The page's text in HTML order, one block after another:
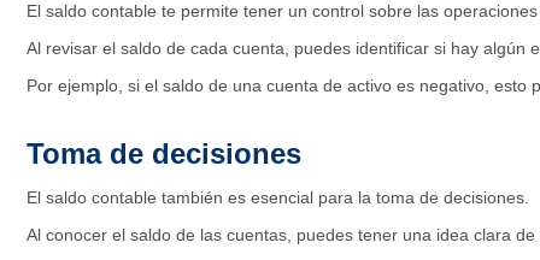
El saldo contable te permite tener un control sobre las
Al revisar el saldo de cada cuenta, puedes identificar si hay algún
Por ejemplo, si el saldo de una cuenta de activo es negativo,
Toma de decisiones
El saldo contable también es esencial para la toma de decisiones.
Al conocer el saldo de las cuentas, puedes tener una idea clara